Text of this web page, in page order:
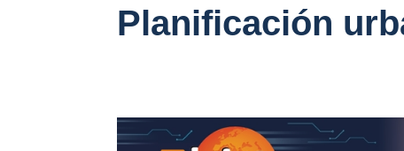
Planificación